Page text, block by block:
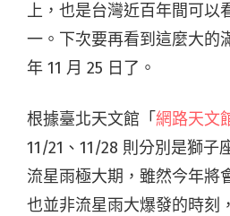
上，也是台灣近百年間可以
一。下次要再看到這麼大的
年 11 月 25 日了。
根據臺北天文館「 網路天文
11/21、11/28 則分別是獅子
流星雨極大期，雖然今年將
也並非流星雨大爆發的時刻